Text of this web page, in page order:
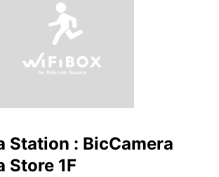
Station : BicCamera
Store 1F